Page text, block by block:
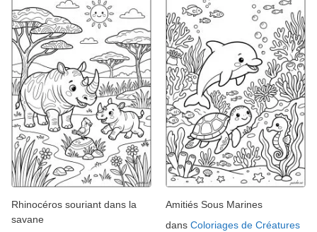
Rhinocéros souriant dans la
savane
Amitiés Sous Marines
dans Coloriages de Créatures